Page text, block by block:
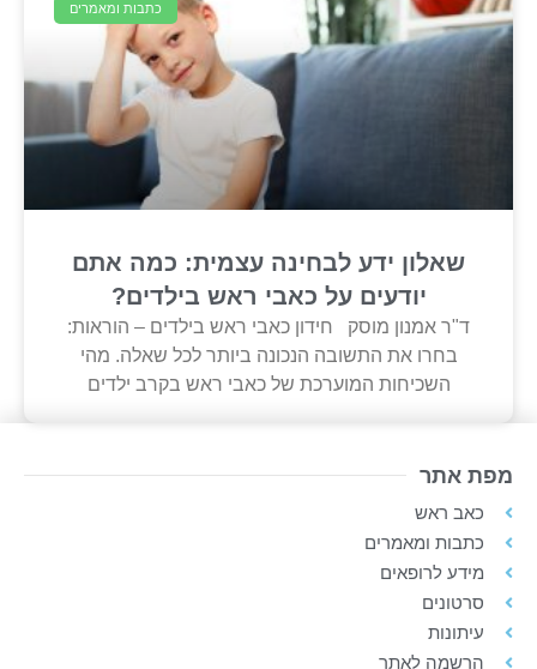
כתבות ומאמרים
שאלון ידע לבחינה עצמית: כמה אתם
יודעים על כאבי ראש בילדים?
ד"ר אמנון מוסק חידון כאבי ראש בילדים – הוראות:
בחרו את התשובה הנכונה ביותר לכל שאלה. מהי
השכיחות המוערכת של כאבי ראש בקרב ילדים
מפת אתר
כאב ראש
כתבות ומאמרים
מידע לרופאים
סרטונים
עיתונות
הרשמה לאתר